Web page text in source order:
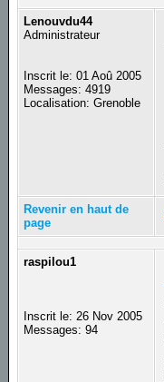
Lenouvdu44
Administrateur
Inscrit le: 01 Aoû 2005
Messages: 4919
Localisation: Grenoble
Revenir en haut de
page
raspilou1
Inscrit le: 26 Nov 2005
Messages: 94